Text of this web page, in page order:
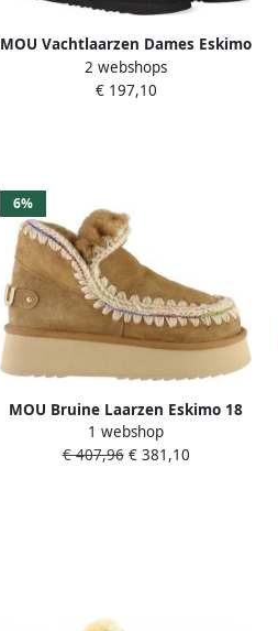
MOU Vachtlaarzen Dames Eskimo
18 Glitter Logo Maat: 36
Materiaal: Suède Kleur: Zwart
2 webshops
€ 197,10
6%
MOU Bruine Laarzen Eskimo 18
Platform Rhinestones
1 webshop
€ 407,96€ 381,10